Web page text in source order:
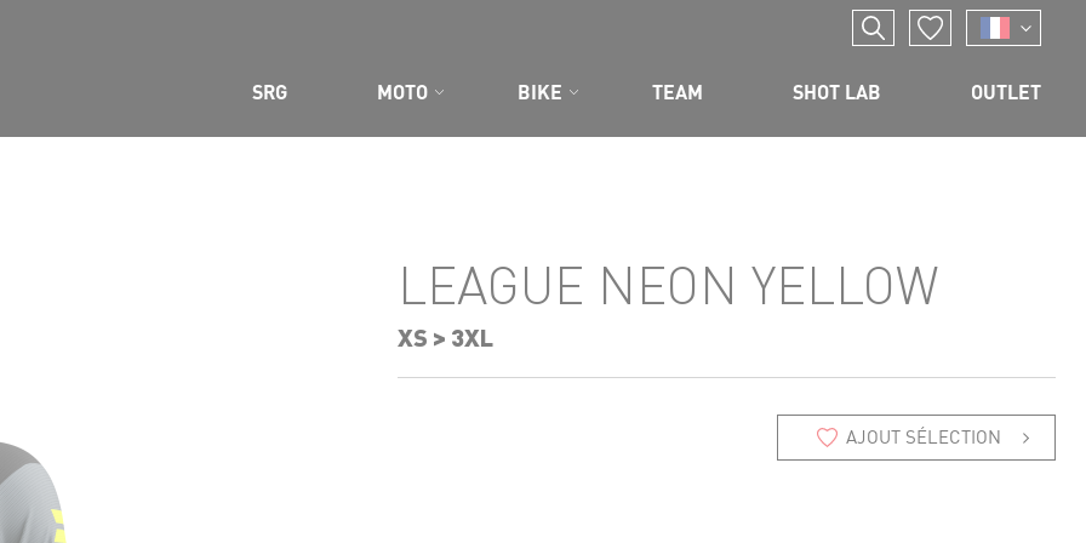
SRG
MOTO BIKE TEAM SHOT LAB OUTLET
LEAGUE NEON YELLOW
XS > 3XL
AJOUT SÉLECTION